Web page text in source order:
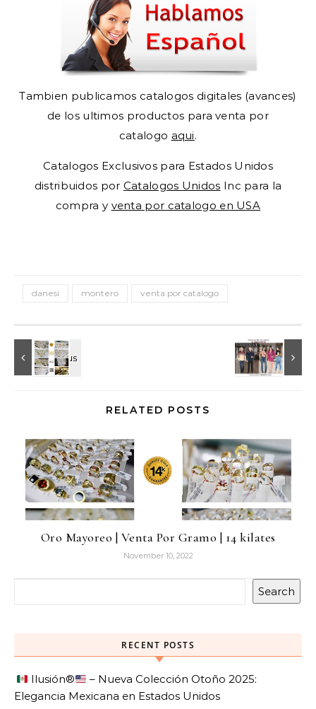
Tambien publicamos catalogos digitales (avances)
de los ultimos productos para venta por
catalogo aqui.
Catalogos Exclusivos para Estados Unidos
distribuidos por Catalogos Unidos Inc para la
compra y venta por catalogo en USA
danesi montero venta por catalogo
RELATED POSTS
Oro Mayoreo | Venta Por Gramo | 14 kilates
November 10, 2022
Search
RECENT POSTS
Ilusión®️
– Nueva Colección Otoño 2025:
Elegancia Mexicana en Estados Unidos